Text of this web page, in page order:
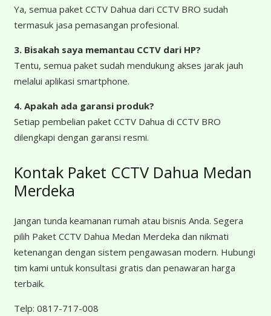
Ya, semua paket CCTV Dahua dari CCTV BRO sudah
termasuk jasa pemasangan profesional.
3. Bisakah saya memantau CCTV dari HP?
Tentu, semua paket sudah mendukung akses jarak jauh
melalui aplikasi smartphone.
4. Apakah ada garansi produk?
Setiap pembelian paket CCTV Dahua di CCTV BRO
dilengkapi dengan garansi resmi.
Kontak Paket CCTV Dahua Medan
Merdeka
Jangan tunda keamanan rumah atau bisnis Anda. Segera
pilih Paket CCTV Dahua Medan Merdeka dan nikmati
ketenangan dengan sistem pengawasan modern. Hubungi
tim kami untuk konsultasi gratis dan penawaran harga
terbaik.
Telp: 0817-717-008